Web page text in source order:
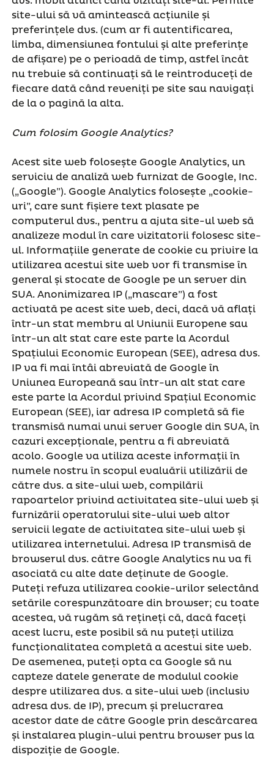
site-ului să vă amintească acțiunile și
preferințele dvs. (cum ar fi autentificarea,
limba, dimensiunea fontului și alte preferințe
de afișare) pe o perioadă de timp, astfel încât
nu trebuie să continuați să le reintroduceți de
fiecare dată când reveniți pe site sau navigați
de la o pagină la alta.
Cum folosim Google Analytics?
Acest site web folosește Google Analytics, un
serviciu de analiză web furnizat de Google, Inc.
(„Google”). Google Analytics folosește „cookie-
uri”, care sunt fișiere text plasate pe
computerul dvs., pentru a ajuta site-ul web să
analizeze modul în care vizitatorii folosesc site-
ul. Informațiile generate de cookie cu privire la
utilizarea acestui site web vor fi transmise în
general și stocate de Google pe un server din
SUA. Anonimizarea IP („mascare”) a fost
activată pe acest site web, deci, dacă vă aflați
într-un stat membru al Uniunii Europene sau
într-un alt stat care este parte la Acordul
Spațiului Economic European (SEE), adresa dvs.
IP va fi mai întâi abreviată de Google în
Uniunea Europeană sau într-un alt stat care
este parte la Acordul privind Spațiul Economic
European (SEE), iar adresa IP completă să fie
transmisă numai unui server Google din SUA, în
cazuri excepționale, pentru a fi abreviată
acolo. Google va utiliza aceste informații în
numele nostru în scopul evaluării utilizării de
către dvs. a site-ului web, compilării
rapoartelor privind activitatea site-ului web și
furnizării operatorului site-ului web altor
servicii legate de activitatea site-ului web și
utilizarea internetului. Adresa IP transmisă de
browserul dvs. către Google Analytics nu va fi
asociată cu alte date deținute de Google.
Puteți refuza utilizarea cookie-urilor selectând
setările corespunzătoare din browser; cu toate
acestea, vă rugăm să rețineți că, dacă faceți
acest lucru, este posibil să nu puteți utiliza
funcționalitatea completă a acestui site web.
De asemenea, puteți opta ca Google să nu
capteze datele generate de modulul cookie
despre utilizarea dvs. a site-ului web (inclusiv
adresa dvs. de IP), precum și prelucrarea
acestor date de către Google prin descărcarea
și instalarea plugin-ului pentru browser pus la
dispoziție de Google.